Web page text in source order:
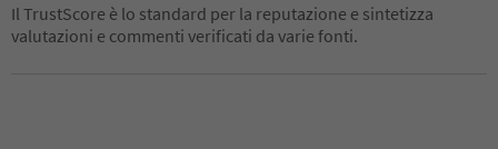
Il TrustScore è lo standard per la reputazione e sintetizza
valutazioni e commenti verificati da varie fonti.